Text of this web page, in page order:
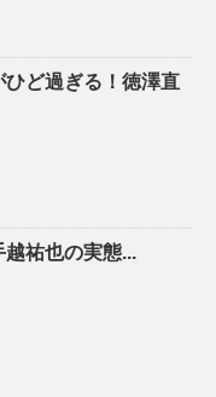
ど過ぎる！徳澤直
祐也の実態...